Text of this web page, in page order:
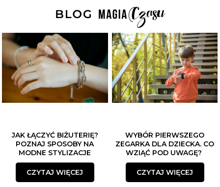
JAK ŁĄCZYĆ BIŻUTERIĘ?
POZNAJ SPOSOBY NA
MODNE STYLIZACJE
CZYTAJ WIĘCEJ
WYBÓR PIERWSZEGO
ZEGARKA DLA DZIECKA. CO
WZIĄĆ POD UWAGĘ?
CZYTAJ WIĘCEJ